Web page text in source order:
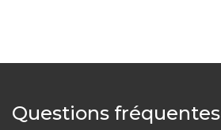
Questions fréquentes